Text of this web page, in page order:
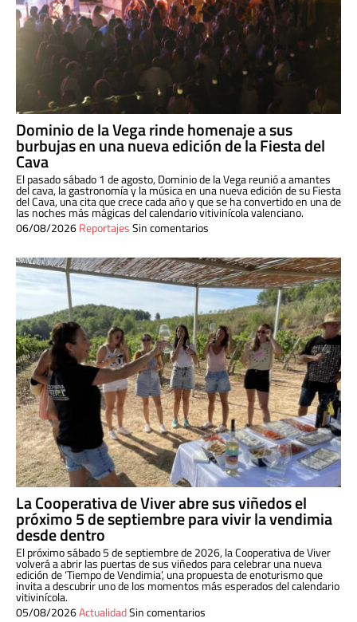
Dominio de la Vega rinde homenaje a sus
burbujas en una nueva edición de la Fiesta del
Cava
El pasado sábado 1 de agosto, Dominio de la Vega reunió a amantes
del cava, la gastronomía y la música en una nueva edición de su Fiesta
del Cava, una cita que crece cada año y que se ha convertido en una de
las noches más mágicas del calendario vitivinícola valenciano.
06/08/2026ReportajesSin comentarios
La Cooperativa de Viver abre sus viñedos el
próximo 5 de septiembre para vivir la vendimia
desde dentro
El próximo sábado 5 de septiembre de 2026, la Cooperativa de Viver
volverá a abrir las puertas de sus viñedos para celebrar una nueva
edición de ‘Tiempo de Vendimia’, una propuesta de enoturismo que
invita a descubrir uno de los momentos más esperados del calendario
vitivinícola.
05/08/2026ActualidadSin comentarios